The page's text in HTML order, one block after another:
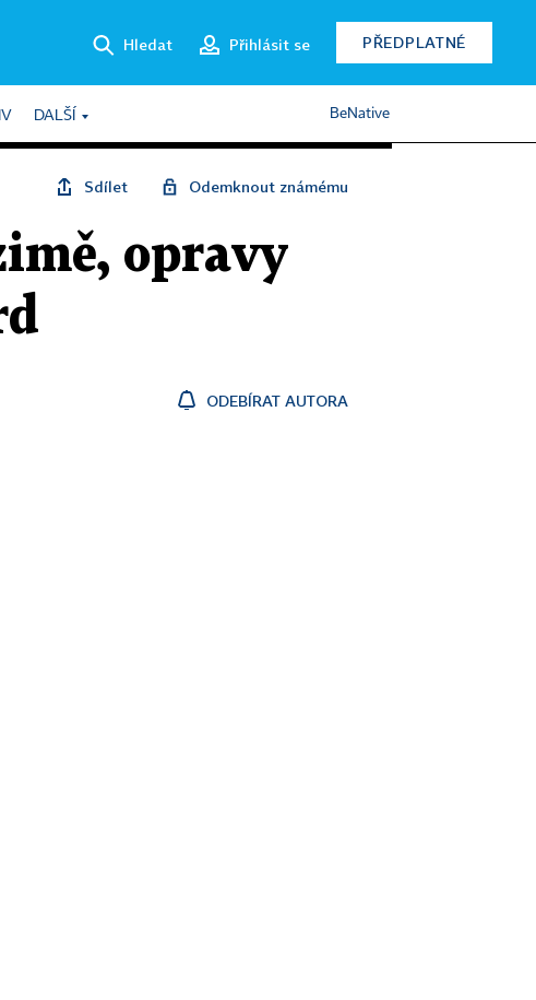
Hledat Přihlásit se PŘEDPLATNÉ
DALŠÍ BeNative
Sdílet Odemknout známému
opravy
ODEBÍRAT AUTORA